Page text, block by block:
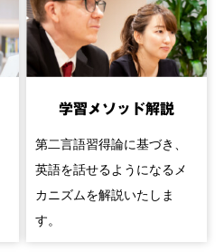
学習メソッド解説
第二言語習得論に基づき、
英語を話せるようになるメ
カニズムを解説いたしま
す。